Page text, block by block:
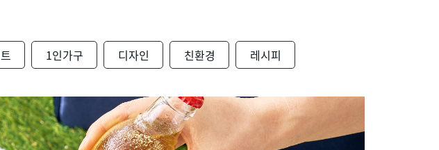
1인가구 디자인 친환경 레시피